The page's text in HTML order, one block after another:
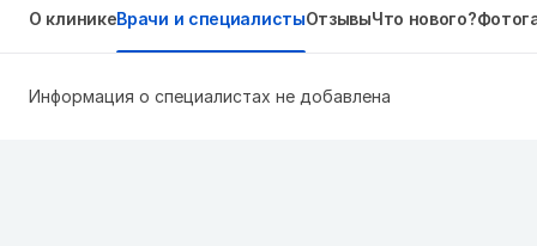
О клиникеВрачи и специалистыОтзывыЧто нового?
Информация о специалистах не добавлена